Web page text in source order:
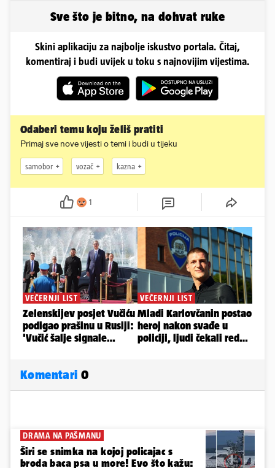
Sve što je bitno, na dohvat ruke
Skini aplikaciju za najbolje iskustvo portala. Čitaj,
komentiraj i budi uvijek u toku s najnovijim vijestima.
Odaberi temu koju želiš pratiti
Primaj sve nove vijesti o temi i budi u tijeku
samobor vozač kazna
1
Komentari 0
DRAMA NA PAŠMANU
Širi se snimka na kojoj policajac s
broda baca psa u more! Evo što kažu: